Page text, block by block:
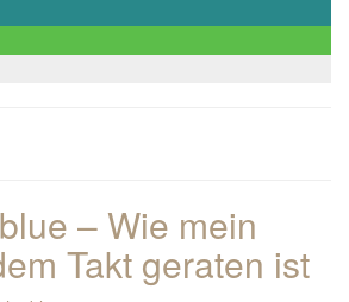
– Wie mein
Takt geraten ist